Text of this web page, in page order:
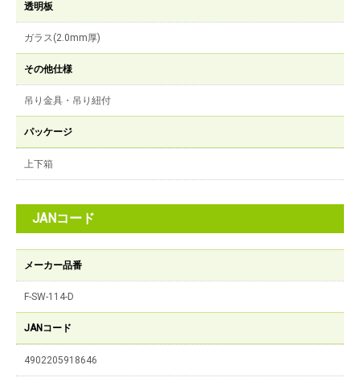
透明板
ガラス(2.0mm厚)
その他仕様
吊り金具・吊り紐付
パッケージ
上下箱
JANコード
メーカー品番
F-SW-114-D
JANコード
4902205918646